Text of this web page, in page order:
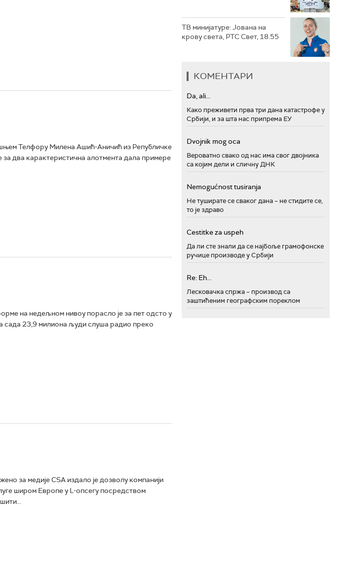
Телфору Милена Ашић-Аничић из Републичке
за два карактеристична алотмента дала примере
на недељном нивоу порасло је за пет одсто у
сада 23,9 милиона људи слуша радио преко
за медије CSA издало је дозволу компанији
широм Европе у L-опсегу посредством
ТВ минијатуре: Јована на
крову света, РТС Свет, 18.55
КОМЕНТАРИ
Da, ali...
Како преживети прва три дана катастрофе у
Србији, и за шта нас припрема ЕУ
Dvojnik mog oca
Вероватно свако од нас има свог двојника
са којим дели и сличну ДНК
Nemogućnost tusiranja
Не туширате се сваког дана – не стидите се,
то је здраво
Cestitke za uspeh
Да ли сте знали да се најбоље грамофонске
ручице производе у Србији
Re: Eh...
Лесковачка спржа – производ са
заштићеним географским пореклом